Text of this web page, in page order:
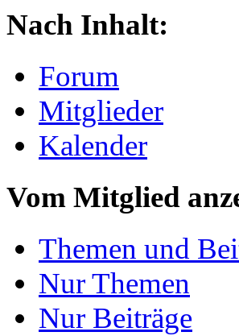
Nach Inhalt:
Forum
Mitglieder
Kalender
Vom Mitglied
Themen und
Nur Themen
Nur Beiträge